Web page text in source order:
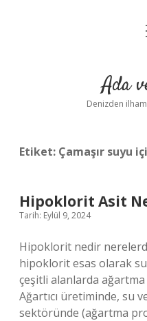
Ada
Denizden
Etiket: Çamaşır suyu
Hipoklorit Asit
Tarih: Eylül 9, 2024
Hipoklorit nedir
hipoklorit esas olarak
çeşitli alanlarda ağartma
Ağartıcı üretiminde, su
sektöründe (ağartma